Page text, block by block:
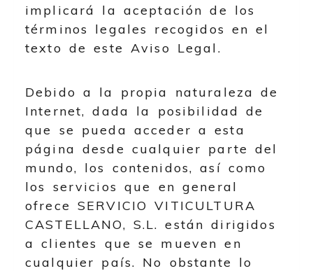
implicará la aceptación de los
términos legales recogidos en el
texto de este Aviso Legal.
Debido a la propia naturaleza de
Internet, dada la posibilidad de
que se pueda acceder a esta
página desde cualquier parte del
mundo, los contenidos, así como
los servicios que en general
ofrece SERVICIO VITICULTURA
CASTELLANO, S.L. están dirigidos
a clientes que se mueven en
cualquier país. No obstante lo